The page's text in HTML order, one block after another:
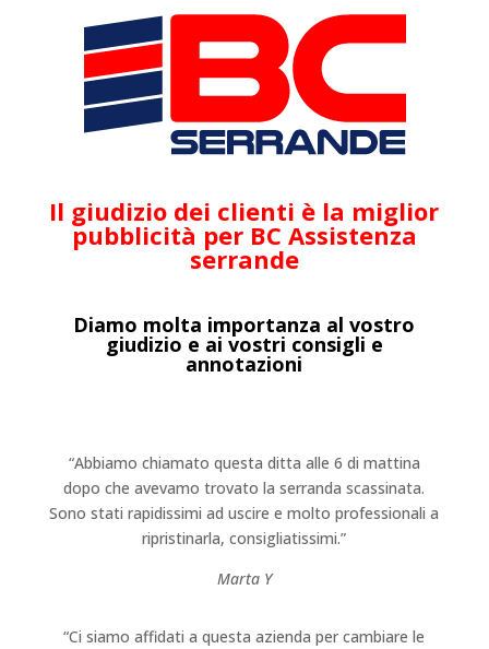
Il giudizio dei clienti è la miglior
pubblicità per BC Assistenza
serrande
Diamo molta importanza al vostro
giudizio e ai vostri consigli e
annotazioni
“Abbiamo chiamato questa ditta alle 6 di mattina
dopo che avevamo trovato la serranda scassinata.
Sono stati rapidissimi ad uscire e molto professionali a
ripristinarla, consigliatissimi.”
Marta Y
“Ci siamo affidati a questa azienda per cambiare le